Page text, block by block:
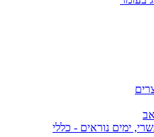
ימים נוראים - כללי